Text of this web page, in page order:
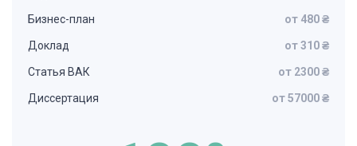
Бизнес-план от 480 ₴
Доклад от 310 ₴
Статья ВАК от 2300 ₴
Диссертация от 57000 ₴